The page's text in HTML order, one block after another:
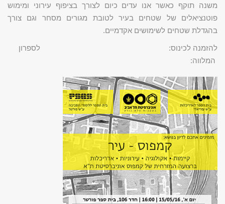
משנה תוקף כאשר אנו עדים כיום לצורך בציפוף עירוני ומימוש
פוטנציאלים של שטחים בעיר לטובת מגורים מסחר וגם צורך
בהגדלת שטחים לשימושים אקדמיים.
להזמנה לכינוס: לספרון
המלווה: